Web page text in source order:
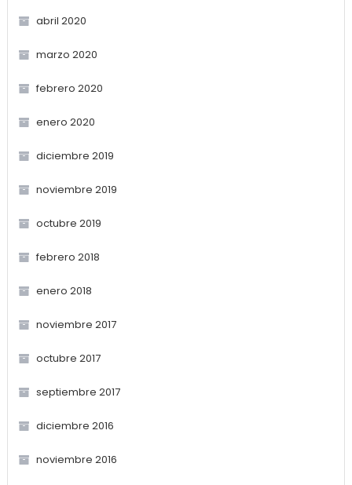
abril 2020
marzo 2020
febrero 2020
enero 2020
diciembre 2019
noviembre 2019
octubre 2019
febrero 2018
enero 2018
noviembre 2017
octubre 2017
septiembre 2017
diciembre 2016
noviembre 2016